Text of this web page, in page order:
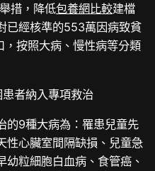
措，降低包養網比較建檔
已經核準的553萬因病致貧
按照大病、慢性病等分類
者納入專項救治
的9種大病為：罹患兒童先
性心臟室間隔缺損、兒童急
粒細胞白血病、食管癌、